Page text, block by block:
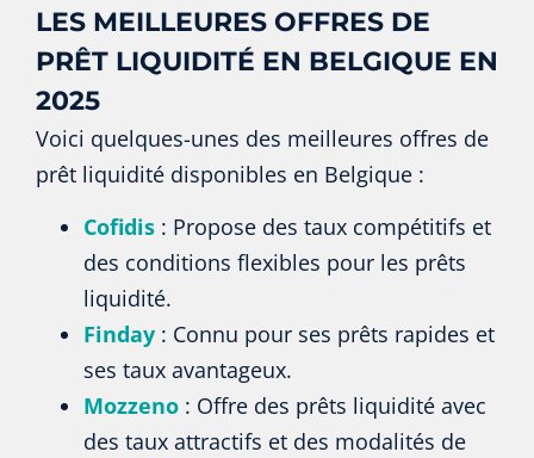
LES MEILLEURES OFFRES DE
PRÊT LIQUIDITÉ EN BELGIQUE EN
2025
Voici quelques-unes des meilleures offres de
prêt liquidité disponibles en Belgique :
Cofidis : Propose des taux compétitifs et
des conditions flexibles pour les prêts
liquidité.
Finday : Connu pour ses prêts rapides et
ses taux avantageux.
Mozzeno : Offre des prêts liquidité avec
des taux attractifs et des modalités de